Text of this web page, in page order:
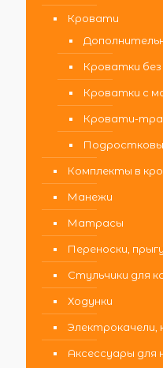
Кровати
Кроватки
Кроватки с
Кровати-
Комплекты в
Манежи
Матрасы
Переноски,
Стульчики для
Ходунки
Электрокачели,
Аксессуары для